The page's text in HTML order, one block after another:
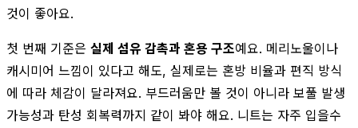
것이 좋아요.
첫 번째 기준은 실제 섬유 감촉과 혼용 구조예요. 메리노울이나
캐시미어 느낌이 있다고 해도, 실제로는 혼방 비율과 편직 방식
에 따라 체감이 달라져요. 부드러움만 볼 것이 아니라 보풀 발생
가능성과 탄성 회복력까지 같이 봐야 해요. 니트는 자주 입을수